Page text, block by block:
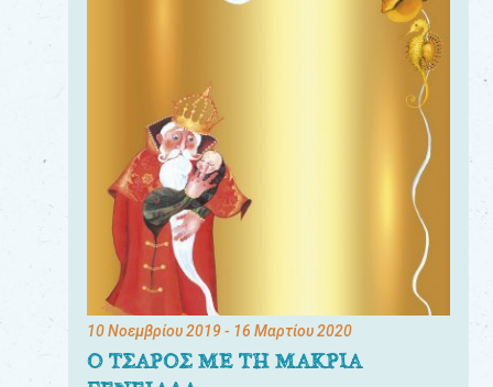
10 Νοεμβρίου 2019- 16 Μαρτίου 2020
Ο ΤΣΑΡΟΣ ΜΕ ΤΗ ΜΑΚΡΙΑ